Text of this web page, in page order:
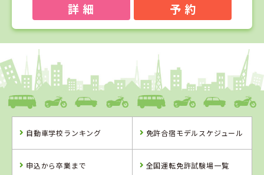
詳 細 予 約
1
愛媛県
八幡浜自動車教習所
習所
ングスクール
自動車学校ランキング 免許合宿モデルスケジュール
申込から卒業まで 全国運転免許試験場一覧